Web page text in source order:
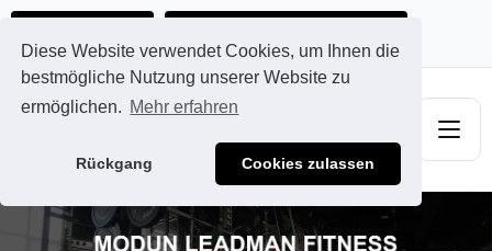
Diese Website verwendet Cookies, um Ihnen die
bestmögliche Nutzung unserer Website zu
ermöglichen. Mehr erfahren
Rückgang Cookies zulassen